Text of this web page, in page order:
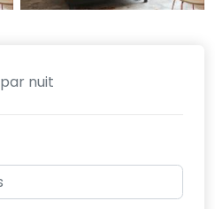
par nuit